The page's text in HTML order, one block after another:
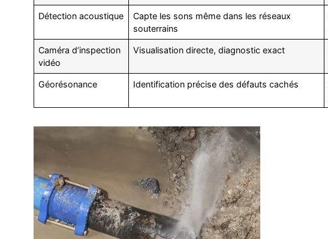
Détection acoustique
Capte les sons même dans les réseaux
souterrains
Caméra d’inspection
vidéo
Visualisation directe, diagnostic exact
Géorésonance Identification précise des défauts cachés